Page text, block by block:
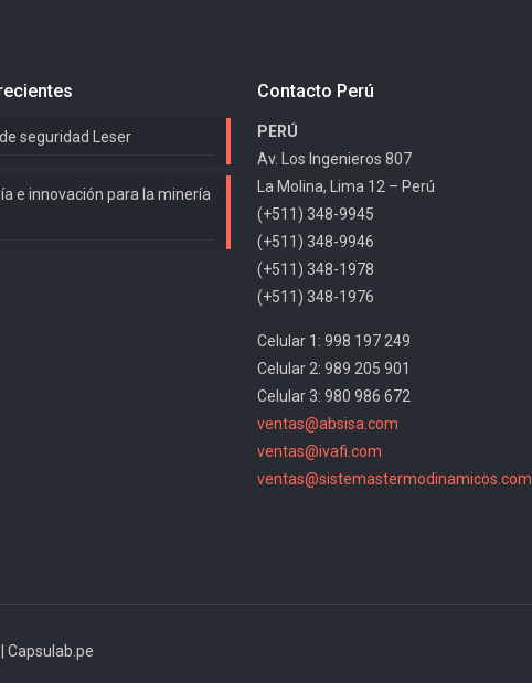
seguridad Leser
e innovación para la minería
Contacto Perú
PERÚ
Av. Los Ingenieros 807
La Molina, Lima 12 – Perú
(+511) 348-9945
(+511) 348-9946
(+511) 348-1978
(+511) 348-1976
Celular 1: 998 197 249
Celular 2: 989 205 901
Celular 3: 980 986 672
ventas@absisa.com
ventas@ivafi.com
ventas@sistemastermodinamicos.com
Capsulab.pe